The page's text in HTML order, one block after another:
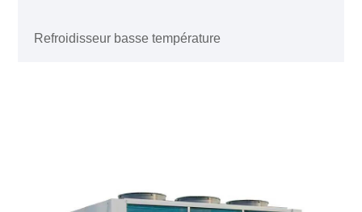
Refroidisseur basse température